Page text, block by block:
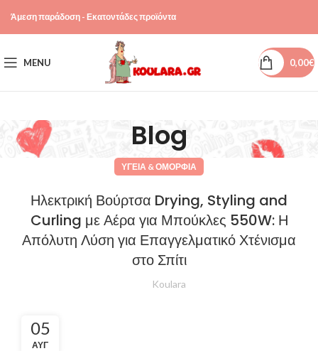
Άμεση παράδοση - Εκατοντάδες προϊόντα
MENU 0,00€
Blog
ΥΓΕΊΑ & ΟΜΟΡΦΙΆ
Ηλεκτρική Βούρτσα Drying, Styling and
Curling με Αέρα για Μπούκλες 550W: Η
Απόλυτη Λύση για Επαγγελματικό Χτένισμα
στο Σπίτι
Koulara
05
ΑΥΓ